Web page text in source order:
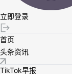
立即登录
首页
头条资讯
TikTok早报